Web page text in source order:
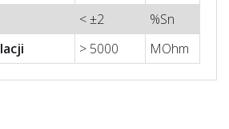
< ±2
%Sn
> 5000 MOhm